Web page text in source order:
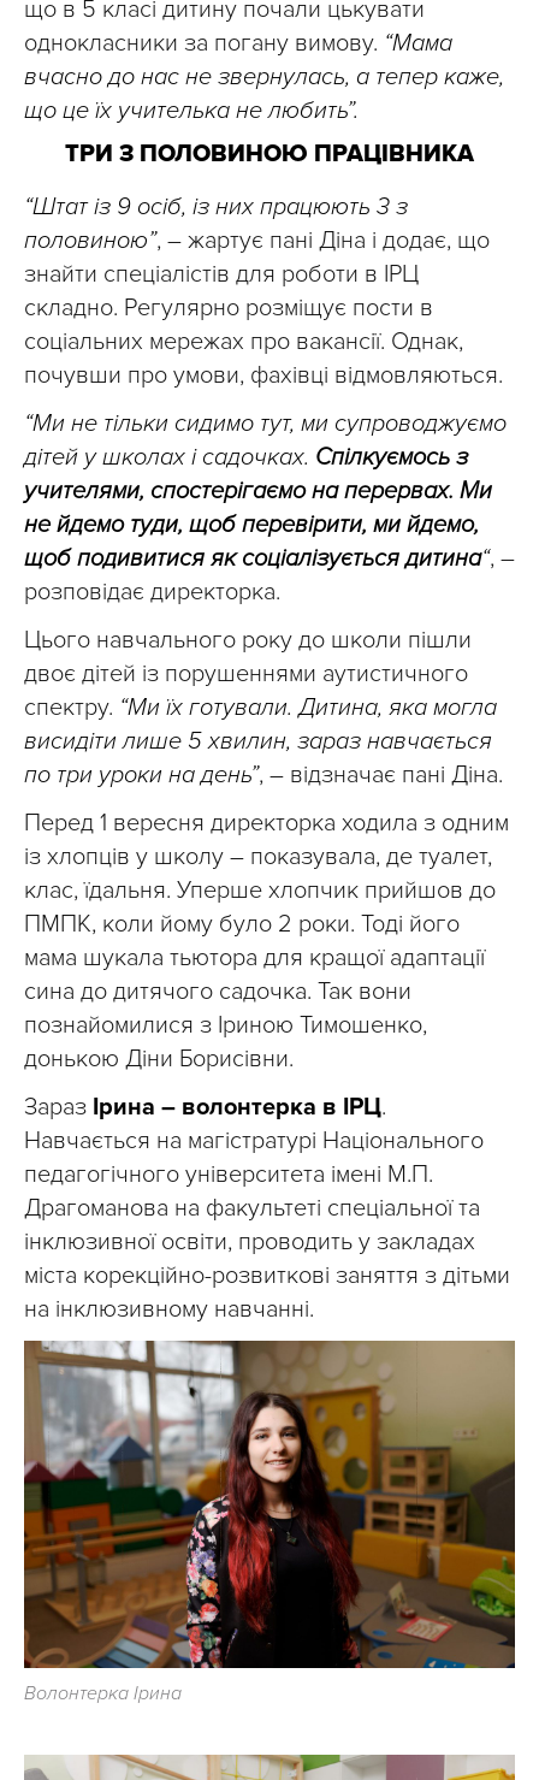
що в 5 класі дитину почали цькувати
однокласники за погану вимову. “Мама
вчасно до нас не звернулась, а тепер каже,
що це їх учителька не любить”.
ТРИ З ПОЛОВИНОЮ ПРАЦІВНИКА
“Штат із 9 осіб, із них працюють 3 з
половиною”, – жартує пані Діна і додає, що
знайти спеціалістів для роботи в ІРЦ
складно. Регулярно розміщує пости в
соціальних мережах про вакансії. Однак,
почувши про умови, фахівці відмовляються.
“Ми не тільки сидимо тут, ми супроводжуємо
дітей у школах і садочках. Спілкуємось з
учителями, спостерігаємо на перервах. Ми
не йдемо туди, щоб перевірити, ми йдемо,
щоб подивитися як соціалізується дитина“, –
розповідає директорка.
Цього навчального року до школи пішли
двоє дітей із порушеннями аутистичного
спектру. “Ми їх готували. Дитина, яка могла
висидіти лише 5 хвилин, зараз навчається
по три уроки на день”, – відзначає пані Діна.
Перед 1 вересня директорка ходила з одним
із хлопців у школу – показувала, де туалет,
клас, їдальня. Уперше хлопчик прийшов до
ПМПК, коли йому було 2 роки. Тоді його
мама шукала тьютора для кращої адаптації
сина до дитячого садочка. Так вони
познайомилися з Іриною Тимошенко,
донькою Діни Борисівни.
Зараз Ірина – волонтерка в ІРЦ.
Навчається на магістратурі Національного
педагогічного університета імені М.П.
Драгоманова на факультеті спеціальної та
інклюзивної освіти, проводить у закладах
міста корекційно-розвиткові заняття з дітьми
на інклюзивному навчанні.
Волонтерка Ірина